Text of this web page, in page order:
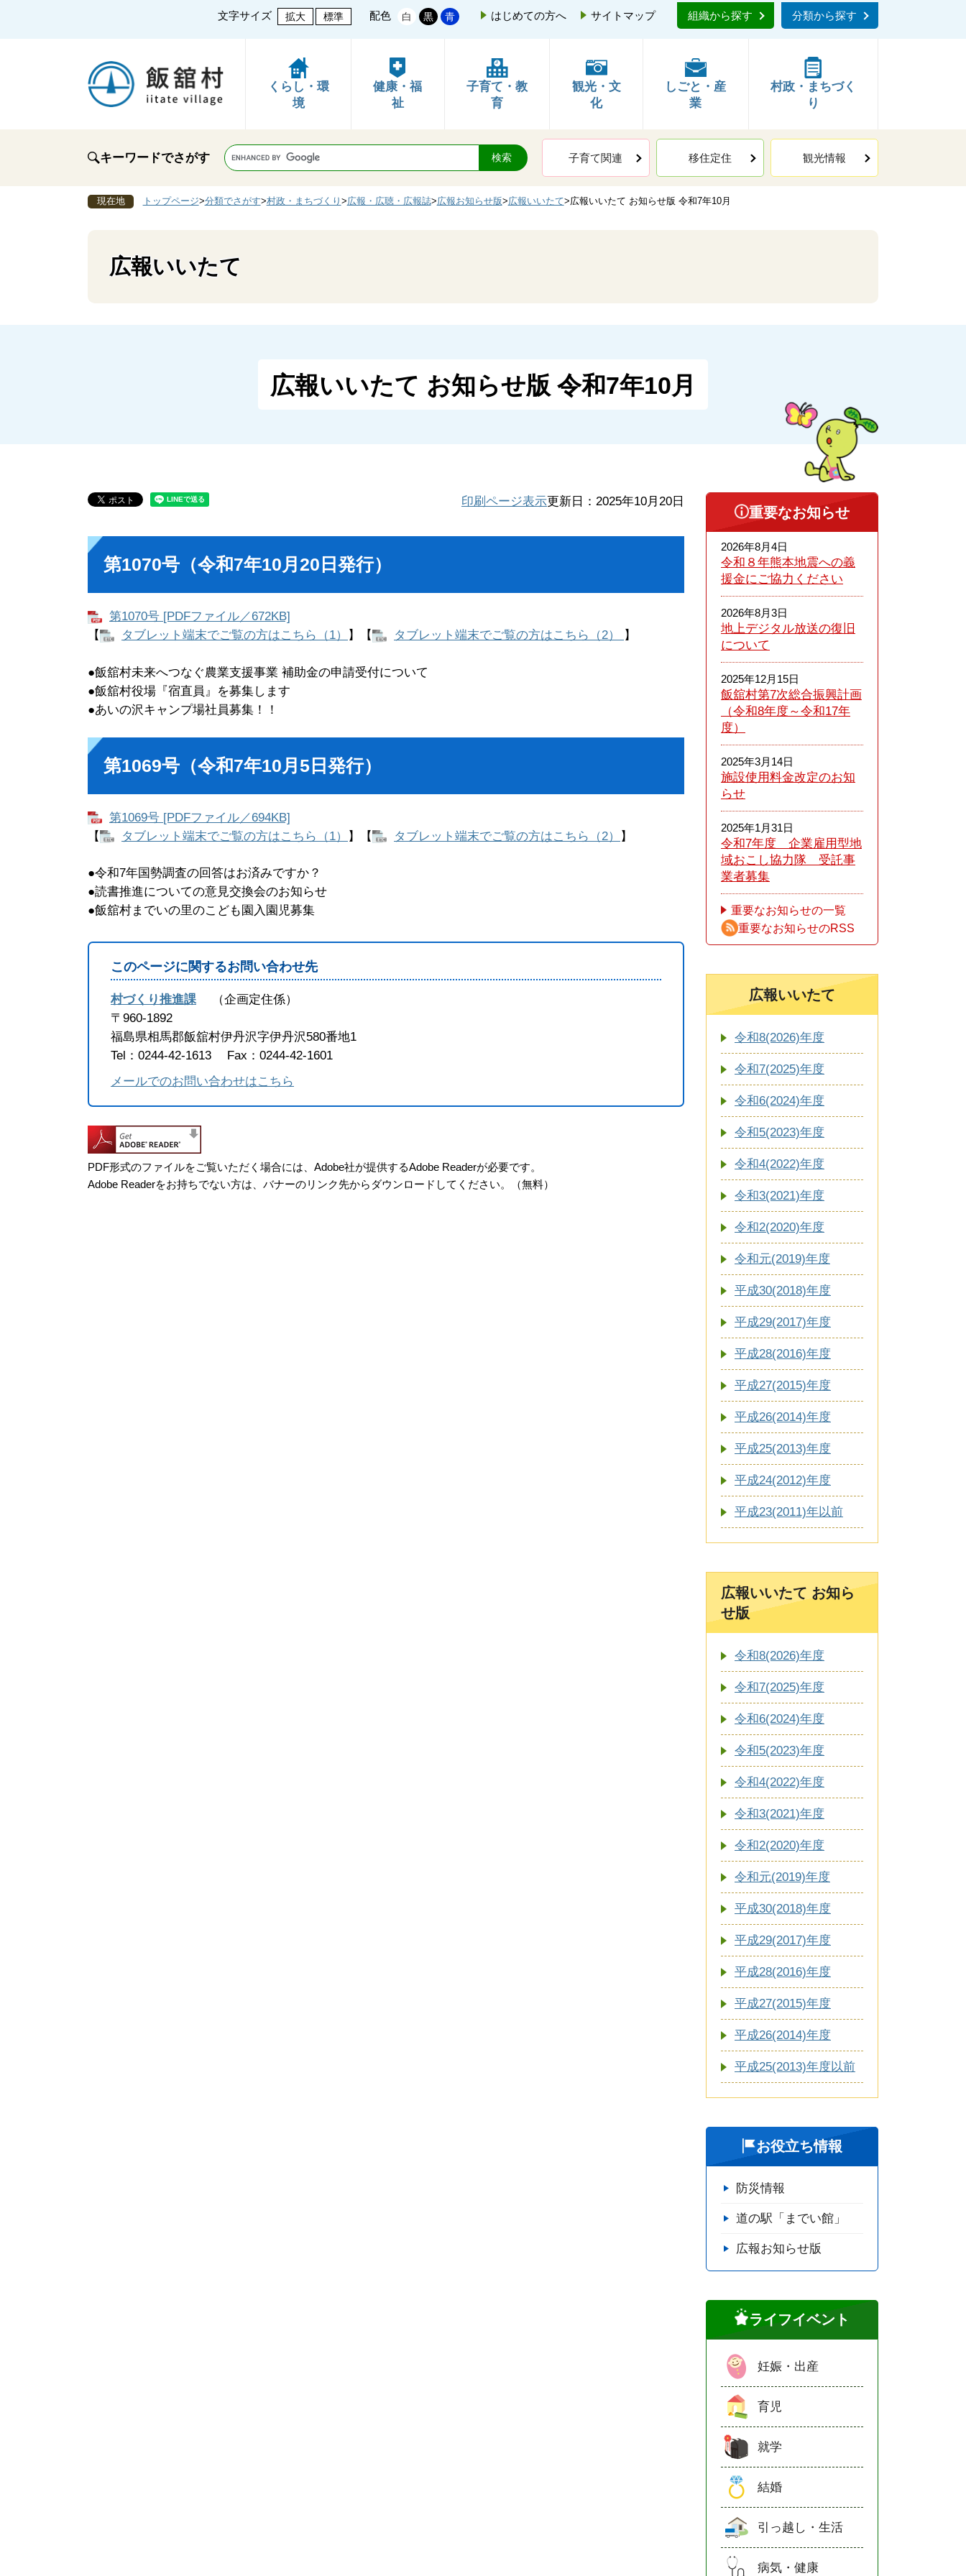
文字サイズ 拡大 標準 配色 白 黒 青 はじめての方へ サイトマップ 組織から探す 分類から探す
くらし・環
境
健康・福
祉
子育て・教
育
観光・文
化
しごと・産
業
村政・まちづく
り
キーワードでさがす 子育て関連 移住定住 観光情報
現在地 トップページ>分類でさがす>村政・まちづくり >広報・広聴・広報誌>広報お知らせ版>広報いいたて>広報いいたて お知らせ版 令和7年10月
広報いいたて
広報いいたて お知らせ版 令和7年10月
印刷ページ表示更新日：2025年10月20日
第1070号（令和7年10月20日発行）
第1070号 [PDFファイル／672KB]
【
タブレット端末でご覧の方はこちら（1） 】【 タブレット端末でご覧の方はこちら（2） 】​
●飯舘村未来へつなぐ農業支援事業 補助金の申請受付について
●飯舘村役場『宿直員』を募集します
●あいの沢キャンプ場社員募集！！
第1069号（令和7年10月5日発行）
第1069号 [PDFファイル／694KB]
【
タブレット端末でご覧の方はこちら（1） 】【 タブレット端末でご覧の方はこちら（2） 】​
●令和7年国勢調査の回答はお済みですか？
●読書推進についての意見交換会のお知らせ
●飯舘村までいの里のこども園入園児募集
このページに関するお問い合わせ先
村づくり推進課
企画定住係
〒960-1892
福島県相馬郡飯舘村伊丹沢字伊丹沢580番地1
Tel：0244-42-1613
Fax：0244-42-1601
メールでのお問い合わせはこちら
PDF形式のファイルをご覧いただく場合には、Adobe社が提供するAdobe Readerが必要です。
Adobe Readerをお持ちでない方は、バナーのリンク先からダウンロードしてください。（無料）
重要なお知らせ
2026年8月4日
令和８年熊本​地震への義
援金にご協力ください
2026年8月3日
地上デジタル放送の復旧
について
2025年12月15日
飯舘村第7次総合振興計画
（令和8年度～令和17年
度）
2025年3月14日
施設使用料金改定のお知
らせ
2025年1月31日
令和7年度 企業雇用型地
域おこし協力隊 受託事
業者募集
重要なお知らせの一覧
重要なお知らせのRSS
広報いいたて
令和8(2026)年度
令和7(2025)年度
令和6(2024)年度
令和5(2023)年度
令和4(2022)年度
令和3(2021)年度
令和2(2020)年度
令和元(2019)年度
平成30(2018)年度
平成29(2017)年度
平成28(2016)年度
平成27(2015)年度
平成26(2014)年度
平成25(2013)年度
平成24(2012)年度
平成23(2011)年以前
広報いいたて お知ら
せ版
令和8(2026)年度
令和7(2025)年度
令和6(2024)年度
令和5(2023)年度
令和4(2022)年度
令和3(2021)年度
令和2(2020)年度
令和元(2019)年度
平成30(2018)年度
平成29(2017)年度
平成28(2016)年度
平成27(2015)年度
平成26(2014)年度
平成25(2013)年度以前
お役立ち情報
防災情報
道の駅「までい館」
広報お知らせ版
ライフイベント
妊娠・出産
育児
就学
結婚
引っ越し・生活
病気・健康